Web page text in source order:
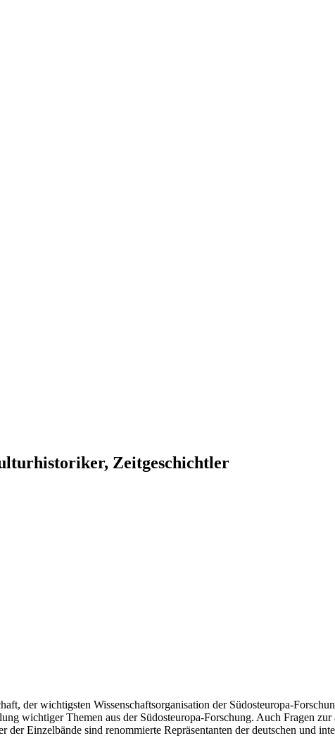
Zeitgeschichtler
der wichtigsten Wissenschaftsorganisation der Südosteuropa-
wichtiger Themen aus der Südosteuropa-Forschung. Auch Fragen
Einzelbände sind renommierte Repräsentanten der deutschen und